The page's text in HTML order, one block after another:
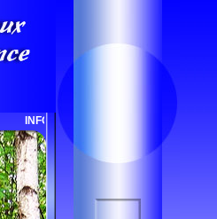
INFOS - OUTILS